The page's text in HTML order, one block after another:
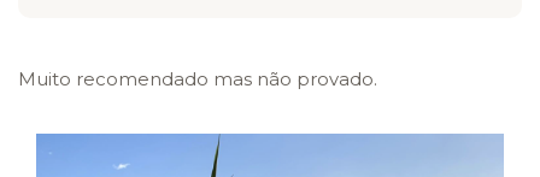
Muito recomendado mas não provado.